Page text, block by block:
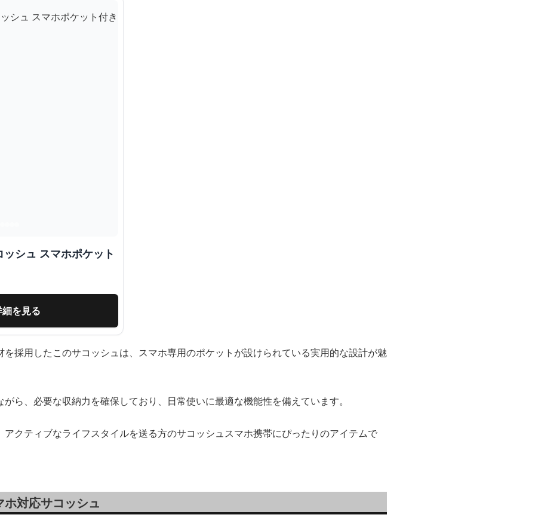
シュ スマホポケット
を見る
採用したこのサコッシュは、スマホ専用のポケットが設けられている実用的な設計が魅
ら、必要な収納力を確保しており、日常使いに最適な機能性を備えています。
クティブなライフスタイルを送る方のサコッシュスマホ携帯にぴったりのアイテムで
対応サコッシュ